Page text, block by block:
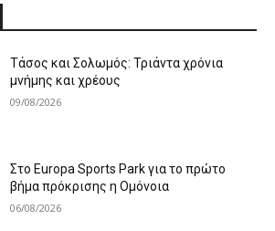
Τάσος και Σολωμός: Τριάντα χρόνια
μνήμης και χρέους
09/08/2026
Στο Europa Sports Park για το πρώτο
βήμα πρόκρισης η Ομόνοια
06/08/2026